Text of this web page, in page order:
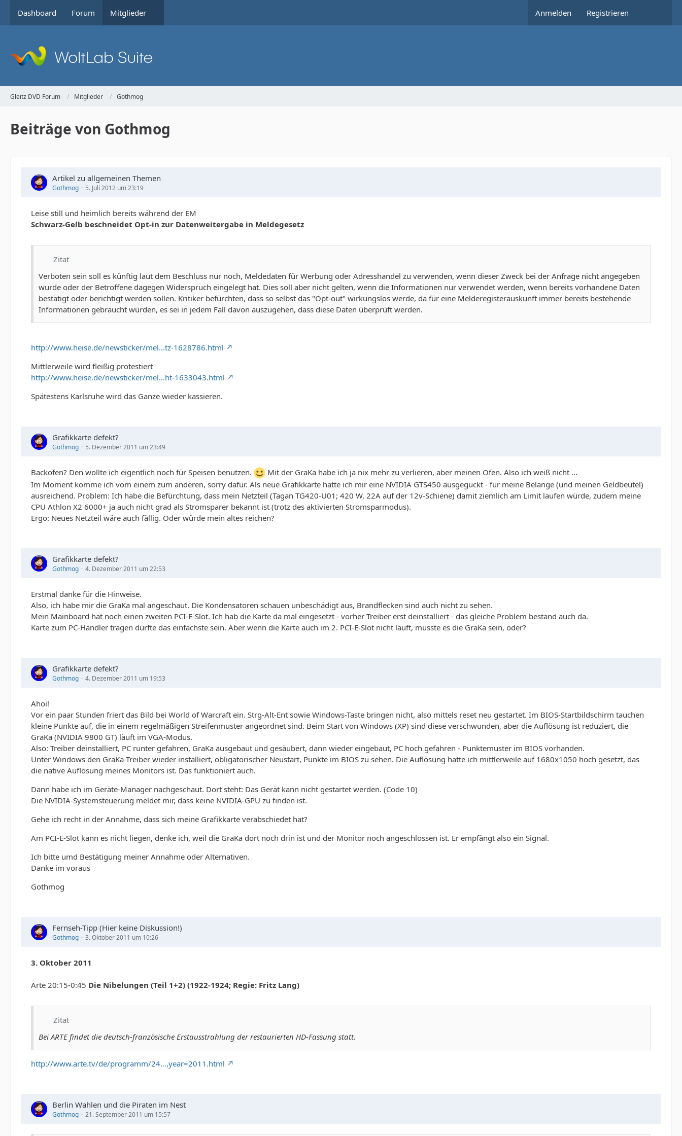
Dashboard Forum Mitglieder Anmelden Registrieren
Gleitz DVD Forum Mitglieder Gothmog
Beiträge von Gothmog
Artikel zu allgemeinen Themen
Gothmog 5. Juli 2012 um 23:19
Leise still und heimlich bereits während der EM
Schwarz-Gelb beschneidet Opt-in zur Datenweitergabe in Meldegesetz
Zitat
Verboten sein soll es künftig laut dem Beschluss nur noch, Meldedaten für Werbung oder Adresshandel zu verwenden, wenn dieser Zweck bei der Anfrage nicht angegeben
wurde oder der Betroffene dagegen Widerspruch eingelegt hat. Dies soll aber nicht gelten, wenn die Informationen nur verwendet werden, wenn bereits vorhandene Daten
bestätigt oder berichtigt werden sollen. Kritiker befürchten, dass so selbst das "Opt-out" wirkungslos werde, da für eine Melderegisterauskunft immer bereits bestehende
Informationen gebraucht würden, es sei in jedem Fall davon auszugehen, dass diese Daten überprüft werden.
http://www.heise.de/newsticker/mel…tz-1628786.html
Mittlerweile wird fleißig protestiert
http://www.heise.de/newsticker/mel…ht-1633043.html
Spätestens Karlsruhe wird das Ganze wieder kassieren.
Grafikkarte defekt?
Gothmog 5. Dezember 2011 um 23:49
Backofen? Den wollte ich eigentlich noch für Speisen benutzen.
Mit der GraKa habe ich ja nix mehr zu verlieren, aber meinen Ofen. Also ich weiß nicht ...
Im Moment komme ich vom einem zum anderen, sorry dafür. Als neue Grafikkarte hatte ich mir eine NVIDIA GTS450 ausgeguckt - für meine Belange (und meinen Geldbeutel)
ausreichend. Problem: Ich habe die Befürchtung, dass mein Netzteil (Tagan TG420-U01; 420 W, 22A auf der 12v-Schiene) damit ziemlich am Limit laufen würde, zudem meine
CPU Athlon X2 6000+ ja auch nicht grad als Stromsparer bekannt ist (trotz des aktivierten Stromsparmodus).
Ergo: Neues Netzteil wäre auch fällig. Oder würde mein altes reichen?
Grafikkarte defekt?
Gothmog 4. Dezember 2011 um 22:53
Erstmal danke für die Hinweise.
Also, ich habe mir die GraKa mal angeschaut. Die Kondensatoren schauen unbeschädigt aus, Brandflecken sind auch nicht zu sehen.
Mein Mainboard hat noch einen zweiten PCI-E-Slot. Ich hab die Karte da mal eingesetzt - vorher Treiber erst deinstalliert - das gleiche Problem bestand auch da.
Karte zum PC-Händler tragen dürfte das einfachste sein. Aber wenn die Karte auch im 2. PCI-E-Slot nicht läuft, müsste es die GraKa sein, oder?
Grafikkarte defekt?
Gothmog 4. Dezember 2011 um 19:53
Ahoi!
Vor ein paar Stunden friert das Bild bei World of Warcraft ein. Strg-Alt-Ent sowie Windows-Taste bringen nicht, also mittels reset neu gestartet. Im BIOS-Startbildschirm tauchen
kleine Punkte auf, die in einem regelmäßigen Streifenmuster angeordnet sind. Beim Start von Windows (XP) sind diese verschwunden, aber die Auflösung ist reduziert, die
GraKa (NVIDIA 9800 GT) läuft im VGA-Modus.
Also: Treiber deinstalliert, PC runter gefahren, GraKa ausgebaut und gesäubert, dann wieder eingebaut, PC hoch gefahren - Punktemuster im BIOS vorhanden.
Unter Windows den GraKa-Treiber wieder installiert, obligatorischer Neustart, Punkte im BIOS zu sehen. Die Auflösung hatte ich mittlerweile auf 1680x1050 hoch gesetzt, das
die native Auflösung meines Monitors ist. Das funktioniert auch.
Dann habe ich im Geräte-Manager nachgeschaut. Dort steht: Das Gerät kann nicht gestartet werden. (Code 10)
Die NVIDIA-Systemsteuerung meldet mir, dass keine NVIDIA-GPU zu finden ist.
Gehe ich recht in der Annahme, dass sich meine Grafikkarte verabschiedet hat?
Am PCI-E-Slot kann es nicht liegen, denke ich, weil die GraKa dort noch drin ist und der Monitor noch angeschlossen ist. Er empfängt also ein Signal.
Ich bitte umd Bestätigung meiner Annahme oder Alternativen.
Danke im voraus
Gothmog
Fernseh-Tipp (Hier keine Diskussion!)
Gothmog 3. Oktober 2011 um 10:26
3. Oktober 2011
Arte 20:15-0:45 Die Nibelungen (Teil 1+2) (1922-1924; Regie: Fritz Lang)
Zitat
Bei ARTE findet die deutsch-französische Erstausstrahlung der restaurierten HD-Fassung statt.
http://www.arte.tv/de/programm/24…,year=2011.html
Berlin Wahlen und die Piraten im Nest
Gothmog 21. September 2011 um 15:57